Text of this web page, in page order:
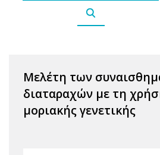
Μελέτη των
διαταραχών με τη
μοριακής γενετικής